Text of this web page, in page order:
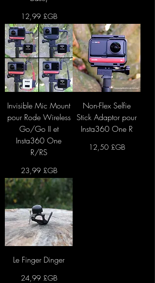
Prix
12,99 £GB
Invisible Mic Mount
pour Rode Wireless
Go/Go II et
Insta360 One
R/RS
Prix
23,99 £GB
Non-Flex Selfie
Stick Adaptor pour
Insta360 One R
Prix
12,50 £GB
Le Finger Dinger
Prix
24,99 £GB